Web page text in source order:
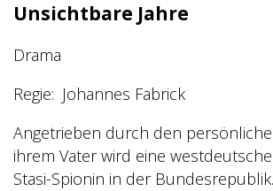
Unsichtbare Jahre
Drama
Regie
Johannes Fabrick
Angetrieben durch den
ihrem Vater wird eine
Stasi-Spionin in der Bundesrepublik.